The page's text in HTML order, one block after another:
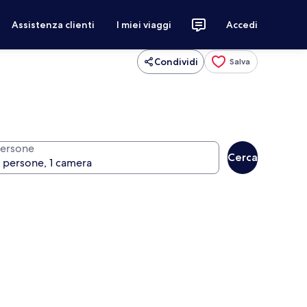
Assistenza clienti I miei viaggi Accedi
Condividi Salva
Cerca